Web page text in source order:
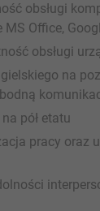
obsługi
Office,
obsługi
na
pół etatu
pracy oraz